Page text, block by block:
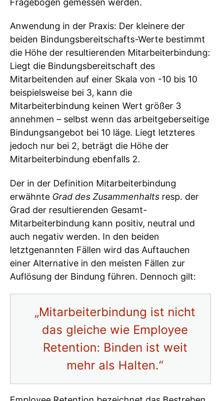
Anwendung in der Praxis: Der kleinere der
beiden Bindungsbereitschafts-Werte bestimmt
die Höhe der resultierenden Mitarbeiterbindung:
Liegt die Bindungsbereitschaft des
Mitarbeitenden auf einer Skala von -10 bis 10
beispielsweise bei 3, kann die
Mitarbeiterbindung keinen Wert größer 3
annehmen – selbst wenn das arbeitgeberseitige
Bindungsangebot bei 10 läge. Liegt letzteres
jedoch nur bei 2, beträgt die Höhe der
Mitarbeiterbindung ebenfalls 2.
Der in der Definition Mitarbeiterbindung
erwähnte Grad des Zusammenhalts resp. der
Grad der resultierenden Gesamt-
Mitarbeiterbindung kann positiv, neutral und
auch negativ werden. In den beiden
letztgenannten Fällen wird das Auftauchen
einer Alternative in den meisten Fällen zur
Auflösung der Bindung führen. Dennoch gilt:
„Mitarbeiterbindung ist nicht
das gleiche wie Employee
Retention: Binden ist weit
mehr als Halten.“